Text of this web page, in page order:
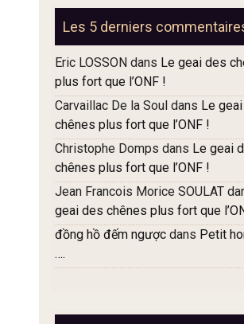
articles
Les 5 derniers
Eric LOSSON dans Le geai des
plus fort que l’ONF !
Carvaillac De la Soul dans Le
chênes plus fort que l’ONF !
Christophe Domps dans Le geai
chênes plus fort que l’ONF !
Jean Francois Morice SOULAT
geai des chênes plus fort que
đồng hồ đếm ngược dans Petit
….